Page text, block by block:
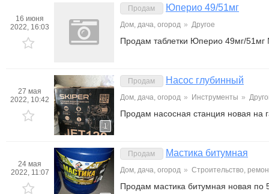
16 июня
2022, 16:03
Продам Юперио 49/51мг
Дом, дача, огород » Другое
Продам таблетки Юперио 49мг/
27 мая
2022, 10:42
1
Продам Насос глубинный
Дом, дача, огород » Инструменты »
Продам насосная станция новая на
24 мая
2022, 11:07
Продам Мастика битумная
Дом, дача, огород » Строительство,
Продам мастика битумная новая по